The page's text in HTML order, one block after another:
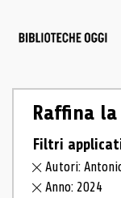
Raffina
Filtri
Autori:
Anno: 2024